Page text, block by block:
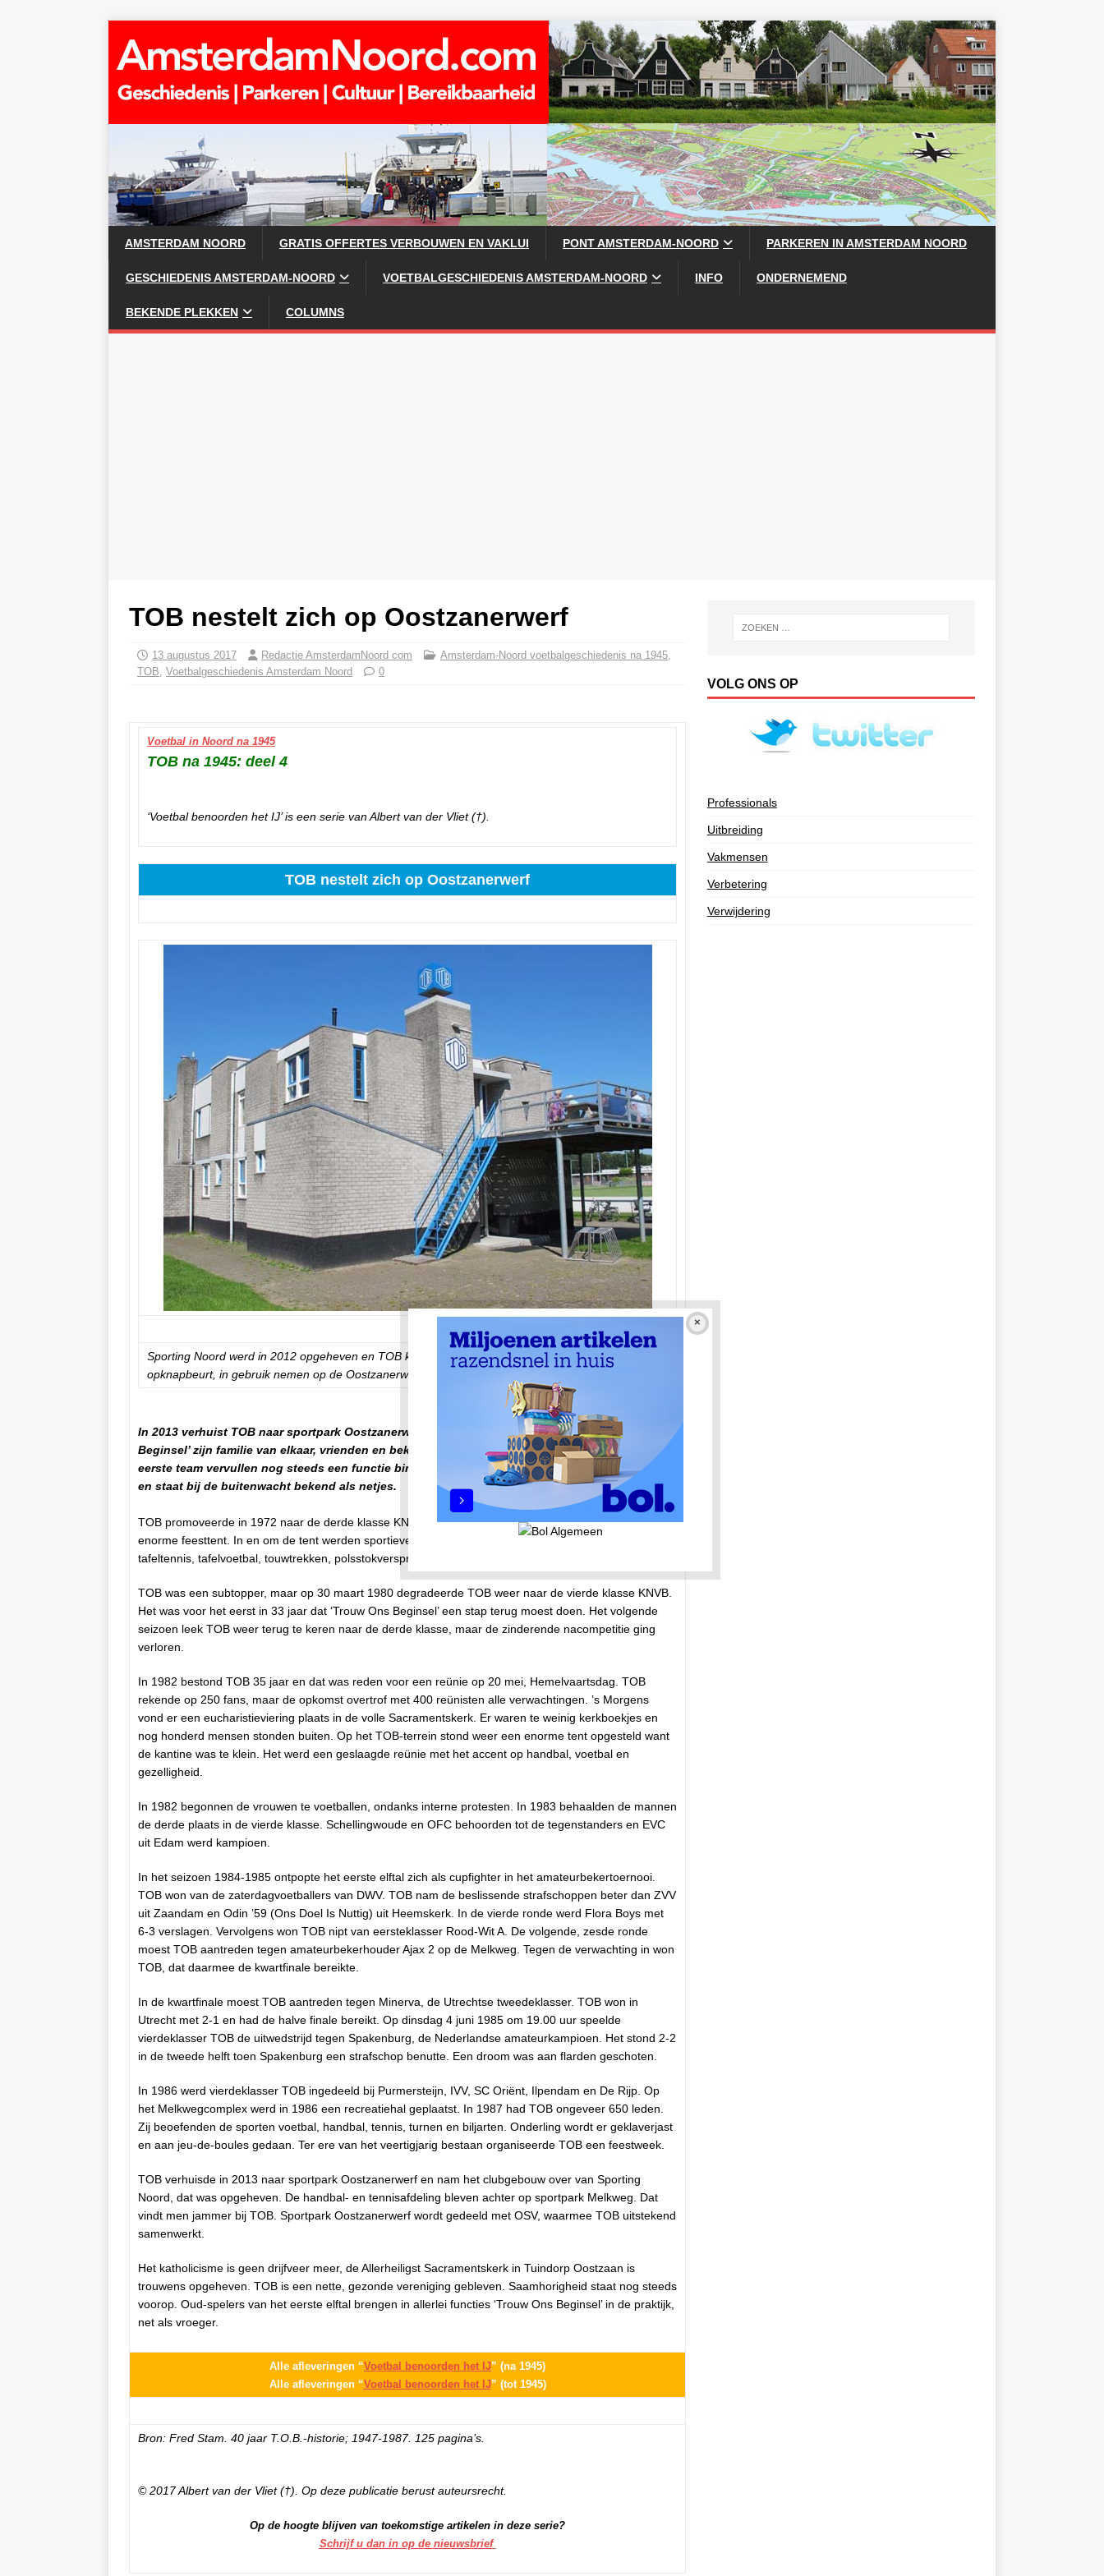
AMSTERDAM NOORD GRATIS OFFERTES VERBOUWEN EN VAKLUI PONT AMSTERDAM-NOORD PARKEREN IN AMSTERDAM NOORD
GESCHIEDENIS AMSTERDAM-NOORD VOETBALGESCHIEDENIS AMSTERDAM-NOORD INFO ONDERNEMEND
BEKENDE PLEKKEN COLUMNS
TOB nestelt zich op Oostzanerwerf
13 augustus 2017 Redactie AmsterdamNoord com Amsterdam-Noord voetbalgeschiedenis na 1945,
TOB, Voetbalgeschiedenis Amsterdam Noord 0
Voetbal in Noord na 1945
TOB na 1945: deel 4
‘Voetbal benoorden het IJ’ is een serie van Albert van der Vliet (†).
TOB nestelt zich op Oostzanerwerf
Sporting Noord werd in 2012 opgeheven en TOB kon het fraaie clubgebouw het jaar daarna, na een
opknapbeurt, in gebruik nemen op de Oostzanerwerf.
In 2013 verhuist TOB naar sportpark Oostzanerwerf, naast OSV. De leden van ’Trouw Ons
Beginsel’ zijn familie van elkaar, vrienden en bekenden, net als vroeger. De oud-spelers van het
eerste team vervullen nog steeds een functie binnen de club. TOB is een gezonde vereniging
en staat bij de buitenwacht bekend als netjes.
TOB promoveerde in 1972 naar de derde klasse KNVB en het 25-jarig jubileum werd gevierd in een
enorme feesttent. In en om de tent werden sportieve activiteiten ontplooid: biljarten, klaverjassen,
tafeltennis, tafelvoetbal, touwtrekken, polsstokverspringen, roeien, vissen, fietsen en een quiz.
TOB was een subtopper, maar op 30 maart 1980 degradeerde TOB weer naar de vierde klasse KNVB.
Het was voor het eerst in 33 jaar dat ‘Trouw Ons Beginsel’ een stap terug moest doen. Het volgende
seizoen leek TOB weer terug te keren naar de derde klasse, maar de zinderende nacompetitie ging
verloren.
In 1982 bestond TOB 35 jaar en dat was reden voor een reünie op 20 mei, Hemelvaartsdag. TOB
rekende op 250 fans, maar de opkomst overtrof met 400 reünisten alle verwachtingen. ’s Morgens
vond er een eucharistieviering plaats in de volle Sacramentskerk. Er waren te weinig kerkboekjes en
nog honderd mensen stonden buiten. Op het TOB-terrein stond weer een enorme tent opgesteld want
de kantine was te klein. Het werd een geslaagde reünie met het accent op handbal, voetbal en
gezelligheid.
In 1982 begonnen de vrouwen te voetballen, ondanks interne protesten. In 1983 behaalden de mannen
de derde plaats in de vierde klasse. Schellingwoude en OFC behoorden tot de tegenstanders en EVC
uit Edam werd kampioen.
In het seizoen 1984-1985 ontpopte het eerste elftal zich als cupfighter in het amateurbekertoernooi.
TOB won van de zaterdagvoetballers van DWV. TOB nam de beslissende strafschoppen beter dan ZVV
uit Zaandam en Odin ’59 (Ons Doel Is Nuttig) uit Heemskerk. In de vierde ronde werd Flora Boys met
6-3 verslagen. Vervolgens won TOB nipt van eersteklasser Rood-Wit A. De volgende, zesde ronde
moest TOB aantreden tegen amateurbekerhouder Ajax 2 op de Melkweg. Tegen de verwachting in won
TOB, dat daarmee de kwartfinale bereikte.
In de kwartfinale moest TOB aantreden tegen Minerva, de Utrechtse tweedeklasser. TOB won in
Utrecht met 2-1 en had de halve finale bereikt. Op dinsdag 4 juni 1985 om 19.00 uur speelde
vierdeklasser TOB de uitwedstrijd tegen Spakenburg, de Nederlandse amateurkampioen. Het stond 2-2
in de tweede helft toen Spakenburg een strafschop benutte. Een droom was aan flarden geschoten.
In 1986 werd vierdeklasser TOB ingedeeld bij Purmersteijn, IVV, SC Oriënt, Ilpendam en De Rijp. Op
het Melkwegcomplex werd in 1986 een recreatiehal geplaatst. In 1987 had TOB ongeveer 650 leden.
Zij beoefenden de sporten voetbal, handbal, tennis, turnen en biljarten. Onderling wordt er geklaverjast
en aan jeu-de-boules gedaan. Ter ere van het veertigjarig bestaan organiseerde TOB een feestweek.
TOB verhuisde in 2013 naar sportpark Oostzanerwerf en nam het clubgebouw over van Sporting
Noord, dat was opgeheven. De handbal- en tennisafdeling bleven achter op sportpark Melkweg. Dat
vindt men jammer bij TOB. Sportpark Oostzanerwerf wordt gedeeld met OSV, waarmee TOB uitstekend
samenwerkt.
Het katholicisme is geen drijfveer meer, de Allerheiligst Sacramentskerk in Tuindorp Oostzaan is
trouwens opgeheven. TOB is een nette, gezonde vereniging gebleven. Saamhorigheid staat nog steeds
voorop. Oud-spelers van het eerste elftal brengen in allerlei functies ‘Trouw Ons Beginsel’ in de praktijk,
net als vroeger.
Alle afleveringen “Voetbal benoorden het IJ” (na 1945)
Alle afleveringen “Voetbal benoorden het IJ” (tot 1945)
Bron: Fred Stam. 40 jaar T.O.B.-historie; 1947-1987. 125 pagina’s.
© 2017 Albert van der Vliet (†). Op deze publicatie berust auteursrecht.
Op de hoogte blijven van toekomstige artikelen in deze serie?
Schrijf u dan in op de nieuwsbrief
VOLG ONS OP
Professionals
Uitbreiding
Vakmensen
Verbetering
Verwijdering